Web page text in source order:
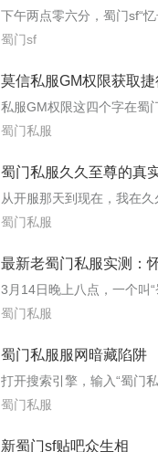
人玩家想方设法搞到这种视
方服务器封了一批又一批
下午两点零六分，蜀门sf“忆
注册人数在开服前三天就
是挤爆了登录队列。频道里
面。服务器里，成都城门口
拿新手剑的玩家，木桩旁
蜀门sf
莫信私服GM权限获取捷
私服GM权限这四个字在蜀
一阵就会冒出来一次。有
号“拿”了。这些消息看多了
性。但冷静下来看，所谓
十有八九是骗局，剩下那
蜀门私服
蜀门私服久久至尊的真
从开服那天到现在，我在久
月。账号里那个峨眉角色
三，镶嵌的石头全是五级。
看，晚上八点成都城摆摊的
实，飞剑坐骑的光效几乎
蜀门私服
最新老蜀门私服实测：
3月14日晚上八点，一个叫“
私服无声无息地开服了。
一时间挤进去，发现服务器
年。玩了一周，我把它当成
这款快二十年的游戏，换
蜀门私服
蜀门私服服网暗藏陷阱
打开搜索引擎，输入“蜀门
来的是大量标榜“独家版本
甚至直接盗用官方标识，让
蜀门私服
新蜀门sf贴吧众生相